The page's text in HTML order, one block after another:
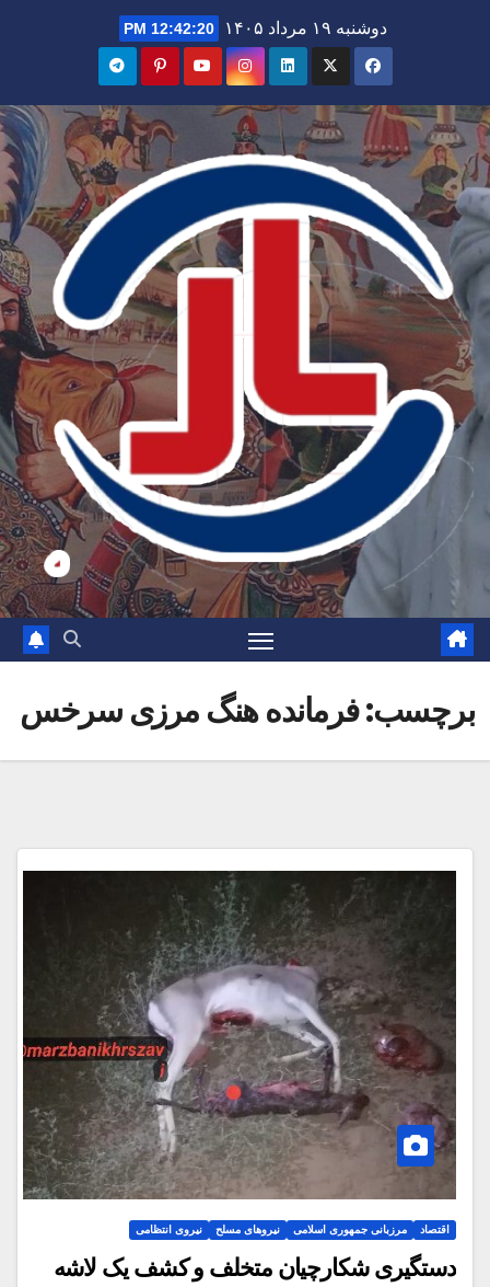
دوشنبه ۱۹ مرداد ۱۴۰۵ 12:42:22 PM
برچسب:فرمانده هنگ مرزی سرخس
اقتصاد مرزبانی جمهوری اسلامی نیروهای مسلح نیروی انتظامی
دستگیری شکارچیان متخلف و کشف یک لاشه